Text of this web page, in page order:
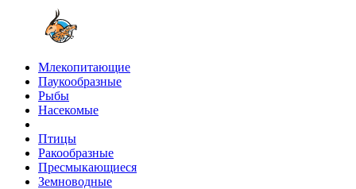
Млекопитающие
Паукообразные
Рыбы
Насекомые
Птицы
Ракообразные
Пресмыкающиеся
Земноводные